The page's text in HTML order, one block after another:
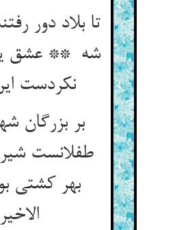
تا بلاد دور
شه ** عشق
نکردست این گنه
بر بزرگان
طفلانست
بهر کشتی